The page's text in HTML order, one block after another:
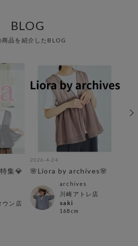
BLOG
商品を紹介したBLOG
集💎
ウン店
2026-4-24
🌸Liora by archives🌸
archives
川崎アトレ店
saki
168cm